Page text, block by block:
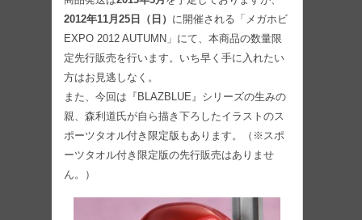
2012年11月25日（日） に開催される「メガホビ
EXPO 2012 AUTUMN」にて、本商品の数量限
定先行販売を行います。いち早く手に入れたい
方はお見逃しなく。
また、今回は『BLAZBLUE』シリーズの生みの
親、森利道氏が自ら描き下ろしたイラストのス
ポーツタオル付き限定版もあります。（※スポ
ーツタオル付き限定版の先行販売はありませ
ん。）